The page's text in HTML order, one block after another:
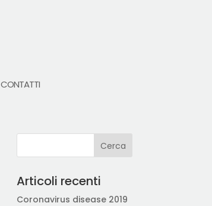
CONTATTI
Articoli recenti
Coronavirus disease 2019